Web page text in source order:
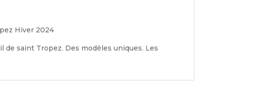
Hiver 2024
saint Tropez. Des modèles uniques. Les